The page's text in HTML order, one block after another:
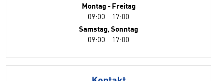
Montag - Freitag
09:00 - 17:00
Samstag, Sonntag
09:00 - 17:00